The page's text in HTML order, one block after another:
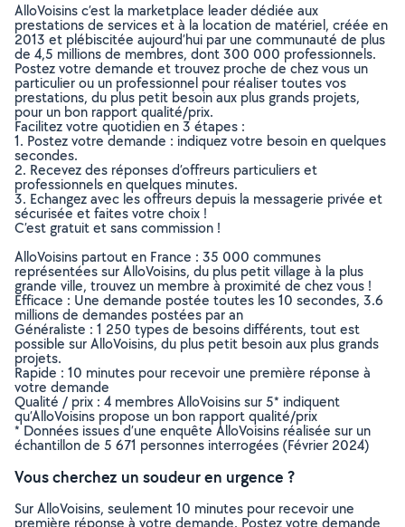
AlloVoisins c’est la marketplace leader dédiée aux
prestations de services et à la location de matériel, créée en
2013 et plébiscitée aujourd’hui par une communauté de plus
de 4,5 millions de membres, dont 300 000 professionnels.
Postez votre demande et trouvez proche de chez vous un
particulier ou un professionnel pour réaliser toutes vos
prestations, du plus petit besoin aux plus grands projets,
pour un bon rapport qualité/prix.
Facilitez votre quotidien en 3 étapes :
1. Postez votre demande : indiquez votre besoin en quelques
secondes.
2. Recevez des réponses d’offreurs particuliers et
professionnels en quelques minutes.
3. Echangez avec les offreurs depuis la messagerie privée et
sécurisée et faites votre choix !
C’est gratuit et sans commission !
AlloVoisins partout en France : 35 000 communes
représentées sur AlloVoisins, du plus petit village à la plus
grande ville, trouvez un membre à proximité de chez vous !
Efficace : Une demande postée toutes les 10 secondes, 3.6
millions de demandes postées par an
Généraliste : 1 250 types de besoins différents, tout est
possible sur AlloVoisins, du plus petit besoin aux plus grands
projets.
Rapide : 10 minutes pour recevoir une première réponse à
votre demande
Qualité / prix : 4 membres AlloVoisins sur 5* indiquent
qu’AlloVoisins propose un bon rapport qualité/prix
* Données issues d’une enquête AlloVoisins réalisée sur un
échantillon de 5 671 personnes interrogées (Février 2024)
Vous cherchez un soudeur en urgence ?
Sur AlloVoisins, seulement 10 minutes pour recevoir une
première réponse à votre demande. Postez votre demande